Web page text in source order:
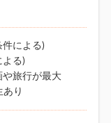
件による)
よる)
や旅行が最大
あり